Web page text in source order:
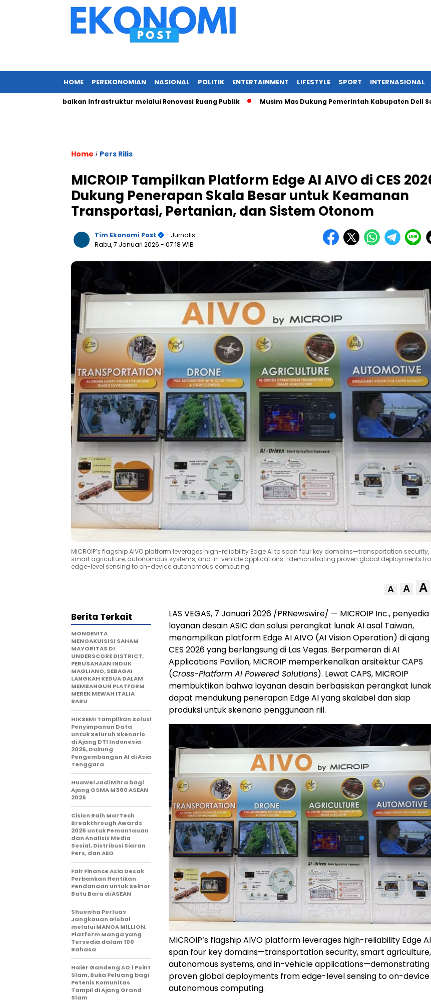
HOME PEREKONOMIAN NASIONAL POLITIK ENTERTAINMENT LIFESTYLE SPORT INTERNASIONAL
Perbaikan Infrastruktur melalui Renovasi Ruang Publik Musim Mas Dukung Pemerintah Kabupaten Deli Serdang
Home / Pers Rilis
MICROIP Tampilkan Platform Edge AI AIVO di CES
Dukung Penerapan Skala Besar untuk Keamanan
Transportasi, Pertanian, dan Sistem Otonom
Tim Ekonomi Post
- Jurnalis
Rabu, 7 Januari 2026 - 07:18 WIB
MICROIP’s flagship AIVO platform leverages high-reliability Edge AI to span four key domains—transportation security,
smart agriculture, autonomous systems, and in-vehicle applications—demonstrating proven global deployments
edge-level sensing to on-device autonomous computing.
A A A
LAS VEGAS, 7 Januari 2026 /PRNewswire/ — MICROIP Inc., penyedia
layanan desain ASIC dan solusi perangkat lunak AI asal Taiwan,
menampilkan platform Edge AI AIVO (AI Vision Operation) di ajang
CES 2026 yang berlangsung di Las Vegas. Berpameran di AI
Applications Pavilion, MICROIP memperkenalkan arsitektur CAPS
(Cross-Platform AI Powered Solutions). Lewat CAPS, MICROIP
membuktikan bahwa layanan desain berbasiskan perangkat lunak
dapat mendukung penerapan Edge AI yang skalabel dan siap
produksi untuk skenario penggunaan riil.
MICROIP’s flagship AIVO platform leverages high-reliability Edge
span four key domains—transportation security, smart agriculture,
autonomous systems, and in-vehicle applications—demonstrating
proven global deployments from edge-level sensing to on-device
autonomous computing.
Berita Terkait
MONDEVITA
MENGAKUISISI SAHAM
MAYORITAS DI
UNDERSCORE DISTRICT,
PERUSAHAAN INDUK
MAGLIANO, SEBAGAI
LANGKAH KEDUA DALAM
MEMBANGUN PLATFORM
MEREK MEWAH ITALIA
BARU
HIKSEMI Tampilkan Solusi
Penyimpanan Data
untuk Seluruh Skenario
di Ajang DTI Indonesia
2026, Dukung
Pengembangan AI di Asia
Tenggara
Huawei Jadi Mitra bagi
Ajang GSMA M360 ASEAN
2026
Cision Raih MarTech
Breakthrough Awards
2026 untuk Pemantauan
dan Analisis Media
Sosial, Distribusi Siaran
Pers, dan AEO
Fair Finance Asia Desak
Perbankan Hentikan
Pendanaan untuk Sektor
Batu Bara di ASEAN
Shueisha Perluas
Jangkauan Global
melalui MANGA MILLION,
Platform Manga yang
Tersedia dalam 100
Bahasa
Haier Gandeng AO 1 Point
Slam, Buka Peluang bagi
Petenis Komunitas
Tampil di Ajang Grand
Slam